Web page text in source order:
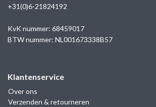
+31(0)6-21824192
KvK nummer: 68459017
BTW nummer: NL001673338B57
Klantenservice
Over ons
Verzenden & retourneren